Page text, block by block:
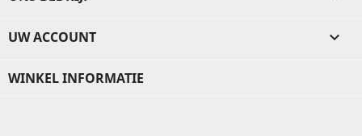
UW ACCOUNT 
WINKEL INFORMATIE